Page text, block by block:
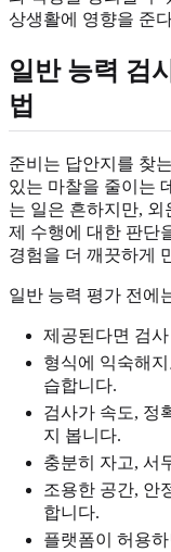
상생활에 영향을 준
일반 능력 검
법
준비는 답안지를 찾
있는 마찰을 줄이는
는 일은 흔하지만,
제 수행에 대한 판단
경험을 더 깨끗하게
일반 능력 평가 전에
제공된다면 검
형식에 익숙해
습합니다.
검사가 속도, 정
지 봅니다.
충분히 자고, 서
조용한 공간, 안
합니다.
플랫폼이 허용